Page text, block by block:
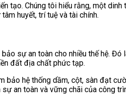
tạo. Chúng tôi hiểu rằng, một
huyết, trí tuệ và tài chính.
sự an toàn cho nhiều thế hệ. Đó
đất địa chất phức tạp.
bảo hệ thống dầm, cột, sàn đạt
an toàn và vững chãi của công